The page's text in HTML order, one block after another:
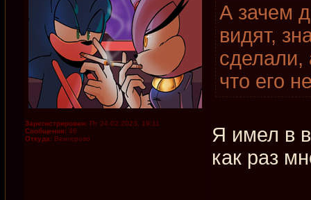
Зарегистрирован: Пт 24.02.2023, 19:11
Сообщения: 46
Откуда: Венгерово
А зачем
видят,
сделали,
что его
Я имел в
как раз